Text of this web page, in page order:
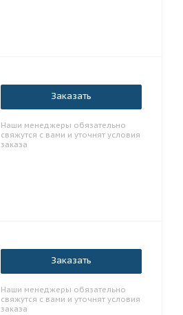
Заказать
Наши менеджеры обязательно
свяжутся с вами и уточнят условия
заказа
Заказать
Наши менеджеры обязательно
свяжутся с вами и уточнят условия
заказа